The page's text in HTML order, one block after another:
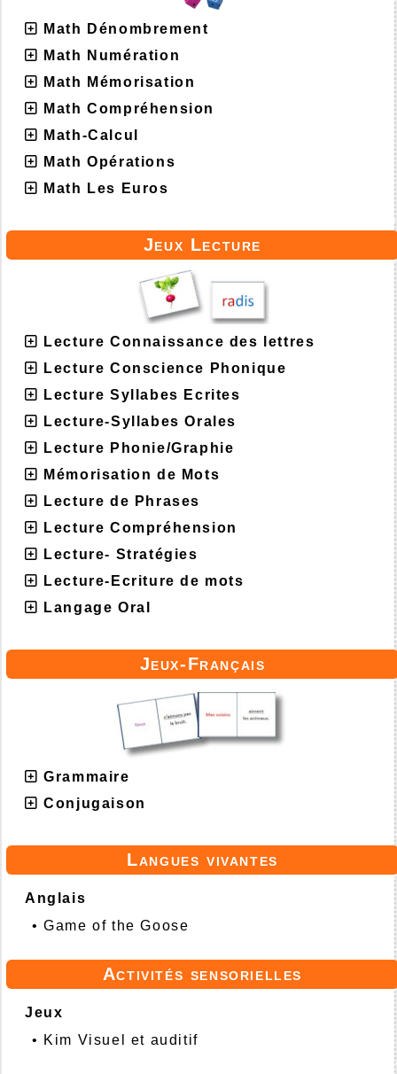
Math Dénombrement
Math Numération
Math Mémorisation
Math Compréhension
Math-Calcul
Math Opérations
Math Les Euros
Jeux Lecture
Lecture Connaissance des lettres
Lecture Conscience Phonique
Lecture Syllabes Ecrites
Lecture-Syllabes Orales
Lecture Phonie/Graphie
Mémorisation de Mots
Lecture de Phrases
Lecture Compréhension
Lecture- Stratégies
Lecture-Ecriture de mots
Langage Oral
Jeux-Français
Grammaire
Conjugaison
Langues vivantes
Anglais
•Game of the Goose
Activités sensorielles
Jeux
• Kim Visuel et auditif